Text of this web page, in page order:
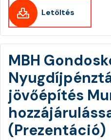
Letöltés
MBH
jövőépítés
(Prezentáció)